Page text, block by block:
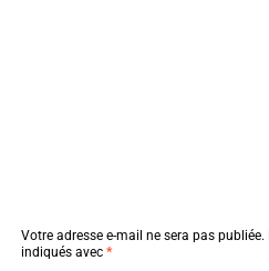
Votre adresse e-mail ne sera pas publiée.
indiqués avec *